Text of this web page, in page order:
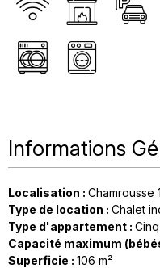
Informations
Localisation : Chamrousse
Type de location : Chalet
Type d'appartement :
Capacité maximum
Superficie : 106 m²